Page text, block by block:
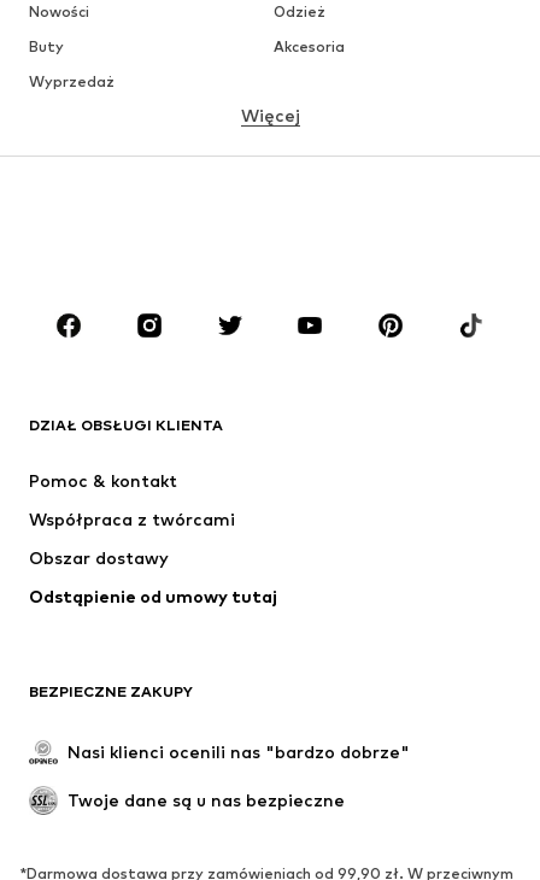
Nowości
Odzież
Buty
Akcesoria
Wyprzedaż
MARKI
Next
SUPERFIT
Więcej
DZIAŁ OBSŁUGI KLIENTA
Pomoc & kontakt
Współpraca z twórcami
Obszar dostawy
Odstąpienie od umowy tutaj
BEZPIECZNE ZAKUPY
Nasi klienci ocenili nas "bardzo dobrze"
Twoje dane są u nas bezpieczne
*Darmowa dostawa przy zamówieniach od 99,90 zł. W przeciwnym